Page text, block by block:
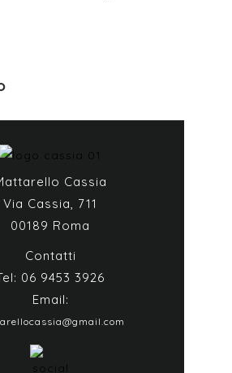
Cassia
Via Cassia, 711
00189 Roma
Contatti
06 9453 3926
Email: